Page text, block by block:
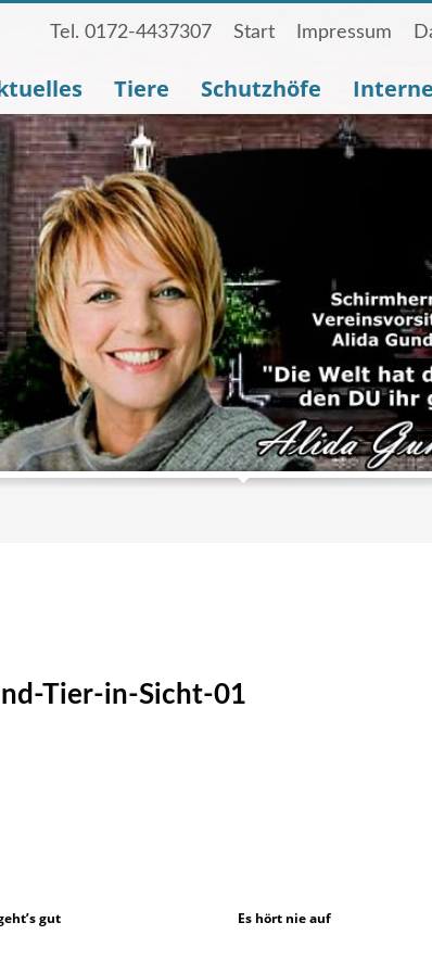
Tel. 0172-4437307 Start Impressum
Tiere Schutzhöfe
Tier-in-Sicht-01
gut Es hört nie auf